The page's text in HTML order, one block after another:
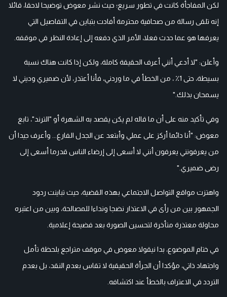
لكن المفاجأة كانت في تطور سريع؛ حيث نشر معوض توضيحا لاحقا، قائلا
إنه تلقى رسالة من صحافية محترمة أفادت بتباين في التفاصيل التي
يعرفها هو عما حدث فعلا، الأمر الذي دفعه إلى إعادة النظر في موقفه.
وأعلن: "لا أدعي أنني أعرف الحقيقة كاملة، ولكن إذا كانت هناك نسبة
بسيطة، حتى 1٪ ، من الخطأ في ما وردني، فأنا أعتذر، لأن ضميري وديني لا
يسمحان بذلك."
وفي تأكيد منه على أن ما قاله لم يكن يقصد به الشهرة أو "الترند"، تابع
معوض: "أنا دائما أركز على عملي وأبتعد عن الجدل الفارغ... وأعرف جيدا أن
من يعرفونني يعرفون أنني لا أسعى إلى إرضاء الناس قدرما أسعى إلى
رضى ضميري."
واهتزت مواقع التواصل الاجتماعي بهذه القضية، حيث تباينت ردود
الجمهور بين من رأى في الاعتذار نضجا ونداءا للمصالحة، وبين من اعتبره
محاولة معتذرة متأخرة لتحسين الصورة بعد فضيحة إعلامية.
في ختام الموضوع، بدا نيقولا معوض في موقف متراجع بلحظة تأمل
واجتهاد ذاتي، مؤكدا أن الجرأة الحقيقية لا تقاس بعدم النقد، بل بعدم
التردد في الاعتراف بالخطأ عند اكتشافه.